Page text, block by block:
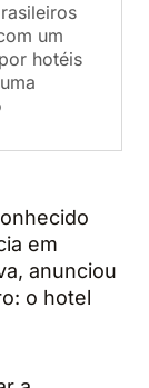
um
hotéis
em
anunciou
o hotel